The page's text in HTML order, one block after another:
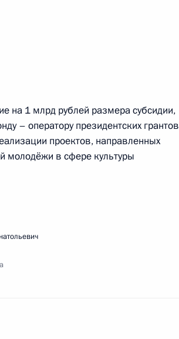
пленарном заседании III
развития
на 1 млрд рублей размера субсидии,
– оператору президентских грантов
проектов, направленных
молодёжи в сфере культуры